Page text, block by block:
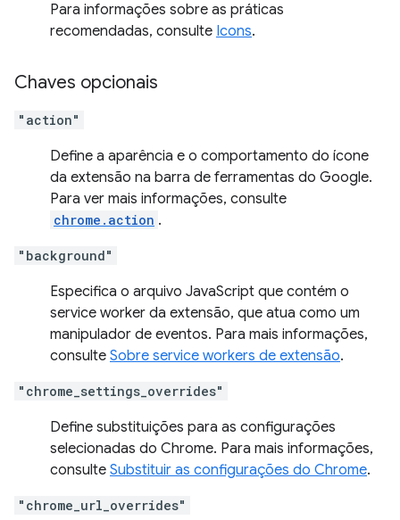
Para informações sobre as práticas
recomendadas, consulte Icons.
Chaves opcionais
"action"
Define a aparência e o comportamento do ícone
da extensão na barra de ferramentas do Google.
Para ver mais informações, consulte
chrome.action .
"background"
Especifica o arquivo JavaScript que contém o
service worker da extensão, que atua como um
manipulador de eventos. Para mais informações,
consulte Sobre service workers de extensão.
"chrome_settings_overrides"
Define substituições para as configurações
selecionadas do Chrome. Para mais informações,
consulte Substituir as configurações do Chrome.
"chrome_url_overrides"